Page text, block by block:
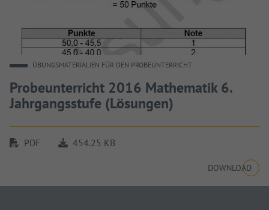
ÜBUNGSMATERIALIEN FÜR DEN PROBEUNTERRICHT
Probeunterricht 2016 Mathematik 6.
Jahrgangsstufe (Lösungen)
PDF 454.25 KB
DOWNLOAD